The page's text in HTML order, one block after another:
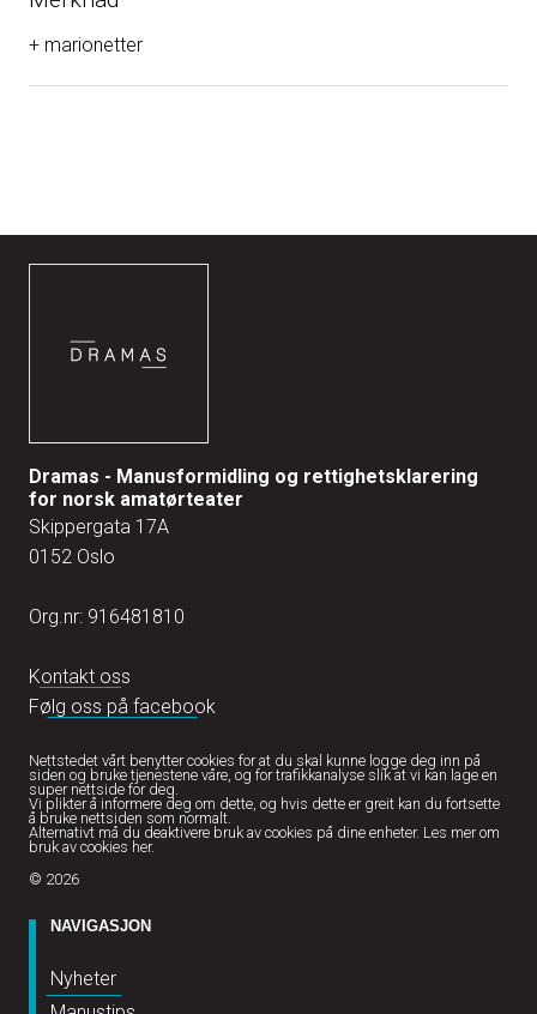
+ marionetter
Dramas - Manusformidling og rettighetsklarering
for norsk amatørteater
Skippergata 17A
0152 Oslo
Org.nr: 916481810
Kontakt oss
Følg oss på facebook
Nettstedet vårt benytter cookies for at du skal kunne logge deg inn på
siden og bruke tjenestene våre, og for trafikkanalyse slik at vi kan lage en
super nettside for deg.
Vi plikter å informere deg om dette, og hvis dette er greit kan du fortsette
å bruke nettsiden som normalt.
Alternativt må du deaktivere bruk av cookies på dine enheter. Les mer om
bruk av cookies her.
© 2026
NAVIGASJON
Nyheter